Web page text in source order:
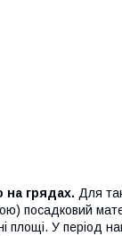
на грядах. Для
посадковий
площі. У період